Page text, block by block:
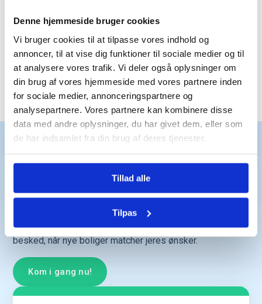
Denne hjemmeside bruger cookies
Vi bruger cookies til at tilpasse vores indhold og
annoncer, til at vise dig funktioner til sociale medier og til
at analysere vores trafik. Vi deler også oplysninger om
din brug af vores hjemmeside med vores partnere inden
for sociale medier, annonceringspartnere og
analysepartnere. Vores partnere kan kombinere disse
data med andre oplysninger, du har givet dem, eller som
de har indsamlet fra din brug af deres tjenester.
Tillad alle
Tilpas
Trustpilot
Det får du
Få hurtigt et overblik over boliger, der passer
til både dine behov og dit budget.
Tilføj en medkøber, og se, hvad I kan købe
sammen, hvilke favoritter I har gemt, og få
besked, når nye boliger matcher jeres ønsker.
Kom i gang nu!